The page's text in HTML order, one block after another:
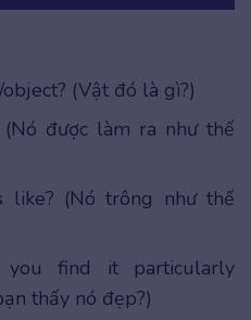
(Vật đó là gì?)
được làm ra như thế
like? (Nó trông như thế
find it particularly
thấy nó đẹp?)